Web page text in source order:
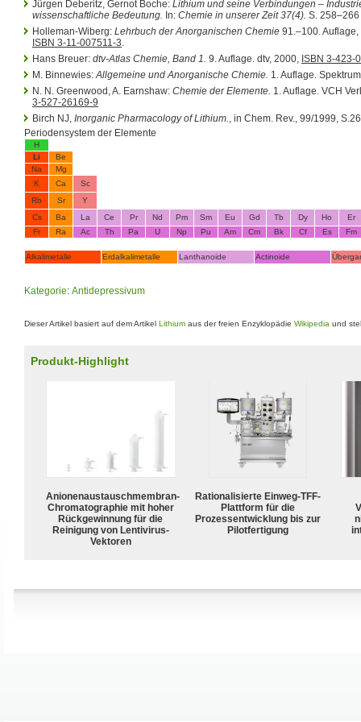
Jürgen Deberitz, Gernot Boche: Lithium und seine Verbindungen –
wissenschaftliche Bedeutung. In: Chemie in unserer Zeit 37(4). S.
Holleman-Wiberg: Lehrbuch der Anorganischen Chemie 91.–100.
ISBN 3-11-007511-3.
Hans Breuer: dtv-Atlas Chemie, Band 1. 9. Auflage. dtv, 2000, ISBN 3-423-
M. Binnewies:Allgemeine und Anorganische Chemie. 1. Auflage.
N. N. Greenwood, A. Earnshaw: Chemie der Elemente. 1. Auflage. VCH
3-527-26169-9
Birch NJ, Inorganic Pharmacology of Lithium., in Chem. Rev., 99/1999,
Periodensystem der Elemente
H
Li
Be
Na
Mg
K
Ca
Sc
Rb
Sr
Y
Cs
Ba La Ce Pr Nd Pm Sm Eu Gd Tb Dy Ho
Er
Fr
Ra Ac Th Pa U Np Pu Am Cm Bk Cf Es Fm
Alkalimetalle Erdalkalimetalle Lanthanoide Actinoide
Kategorie: Antidepressivum
Dieser Artikel basiert auf dem Artikel Lithium aus der freien Enzyklopädie Wikipedia und
Produkt-Highlight
Anionenaustauschmembran-
Chromatographie mit hoher
Rückgewinnung für die
Reinigung von Lentivirus-
Vektoren
Rationalisierte Einweg-TFF-
Plattform für die
Prozessentwicklung bis zur
Pilotfertigung